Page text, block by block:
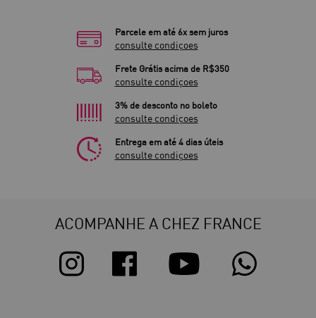
Parcele em até 6x sem juros
consulte condiçoes
Frete Grátis acima de R$350
consulte condiçoes
3% de desconto no boleto
consulte condiçoes
Entrega em até 4 dias úteis
consulte condiçoes
ACOMPANHE A CHEZ FRANCE